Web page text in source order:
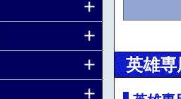
英雄